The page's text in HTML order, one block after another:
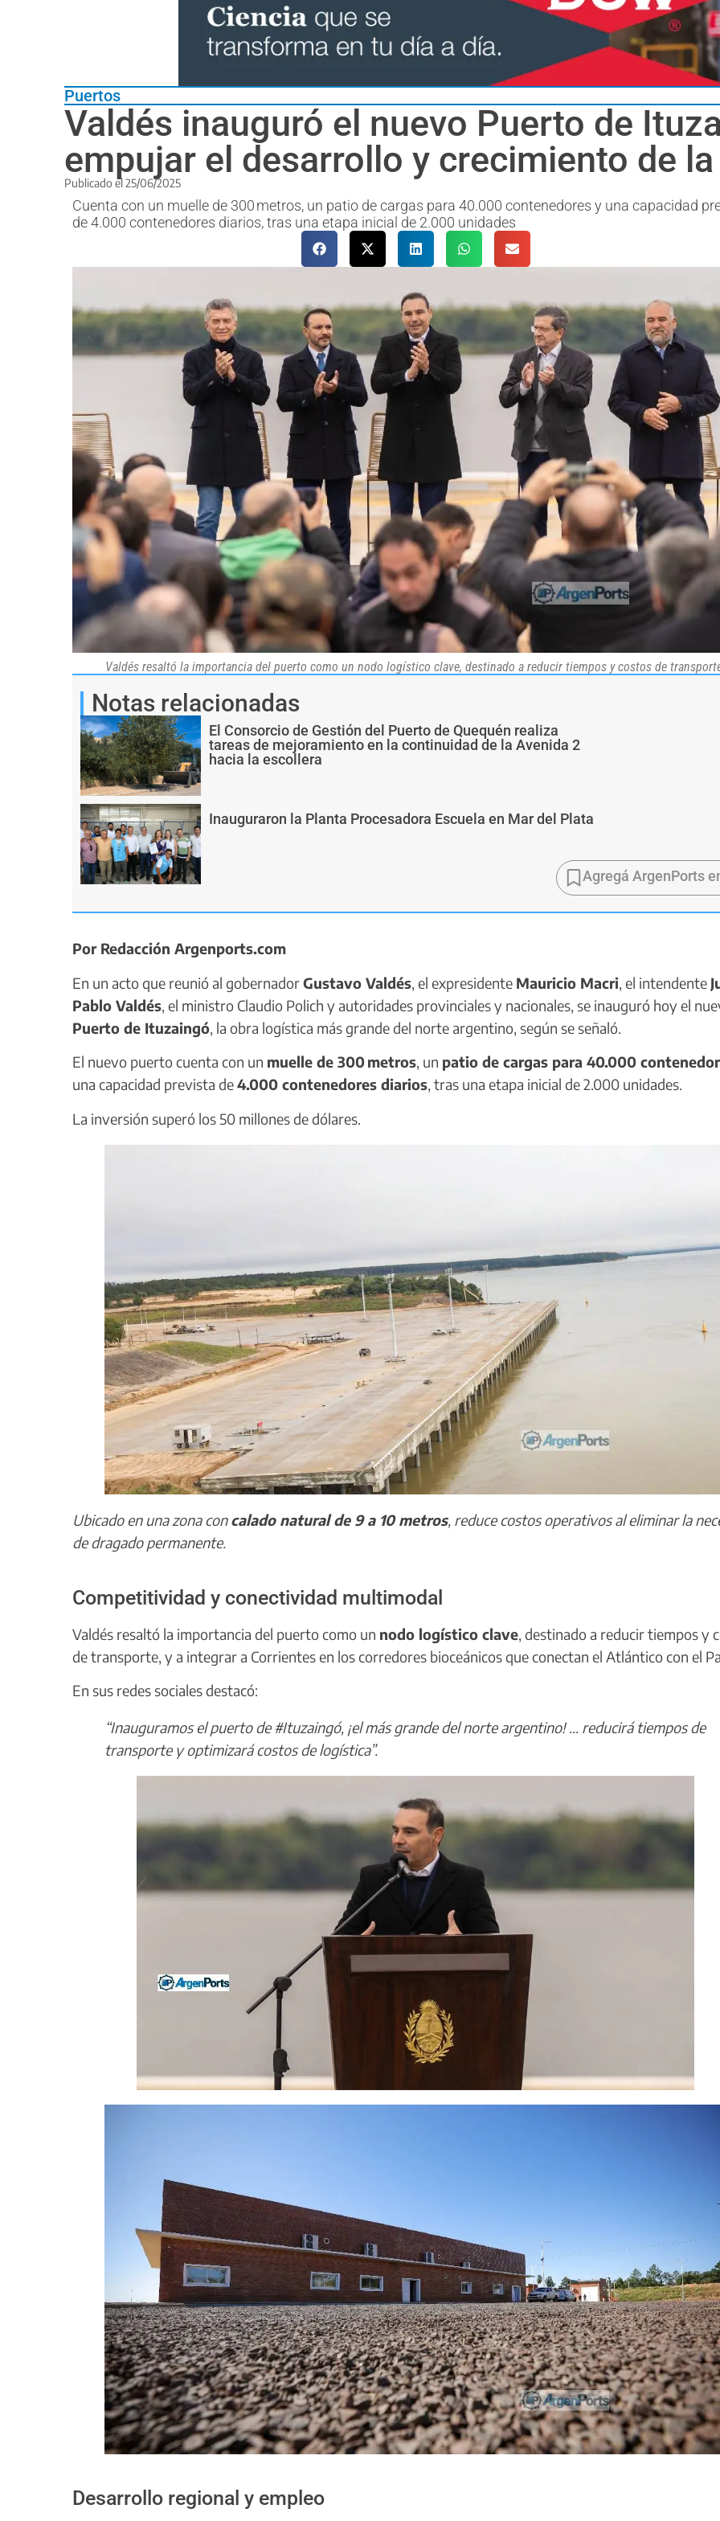
Puertos
Valdés inauguró el nuevo Puerto de
empujar el desarrollo y crecimiento de la
Publicado el 25/06/2025
Cuenta con un muelle de 300 metros, un patio de cargas para 40.000 contenedores y una capacidad
de 4.000 contenedores diarios, tras una etapa inicial de 2.000 unidades
Valdés resaltó la importancia del puerto como un nodo logístico clave, destinado a reducir tiempos y costos de
Notas relacionadas
El Consorcio de Gestión del Puerto de Quequén realiza
tareas de mejoramiento en la continuidad de la Avenida 2
hacia la escollera
Inauguraron la Planta Procesadora Escuela en Mar del Plata
Agregá ArgenPorts
Por Redacción Argenports.com
En un acto que reunió al gobernadorGustavo Valdés, el expresidente Mauricio Macri, el intendente
Pablo Valdés, el ministro Claudio Polich y autoridades provinciales y nacionales, se inauguró hoy el
Puerto de Ituzaingó, la obra logística más grande del norte argentino, según se señaló.
El nuevo puerto cuenta con un muelle de 300 metros, un patio de cargas para 40.000
una capacidad prevista de4.000 contenedores diarios, tras una etapa inicial de 2.000 unidades.
La inversión superó los 50 millones de dólares.
Ubicado en una zona concalado natural de 9 a 10 metros, reduce costos operativos al eliminar la
de dragado permanente.
Competitividad y conectividad multimodal
Valdés resaltó la importancia del puerto como un nodo logístico clave, destinado a reducir tiempos y
de transporte, y a integrar a Corrientes en los corredores bioceánicos que conectan el Atlántico con el
En sus redes sociales destacó:
“Inauguramos el puerto de #Ituzaingó, ¡el más grande del norte argentino! … reducirá tiempos de
transporte y optimizará costos de logística”.
Desarrollo regional y empleo